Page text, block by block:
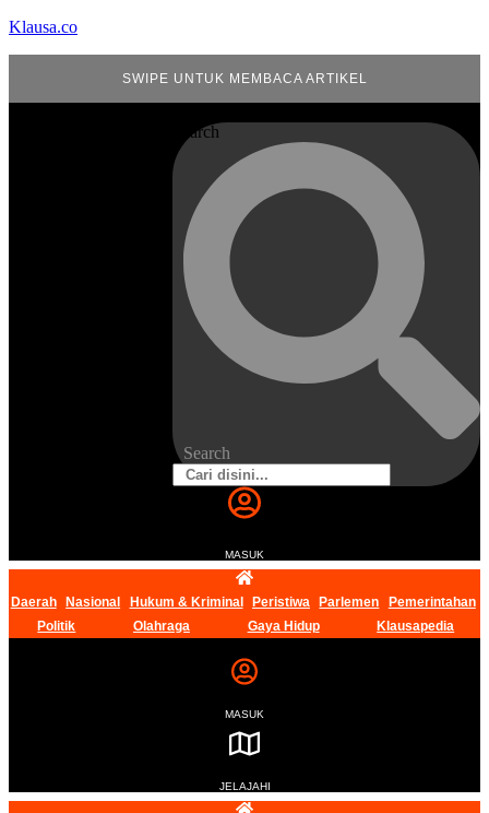
Klausa.co
SWIPE UNTUK MEMBACA ARTIKEL
Search
Search
MASUK
Daerah Nasional Hukum & Kriminal Peristiwa Parlemen
Pemerintahan
Politik
Olahraga Gaya Hidup Klausapedia
MASUK
JELAJAHI